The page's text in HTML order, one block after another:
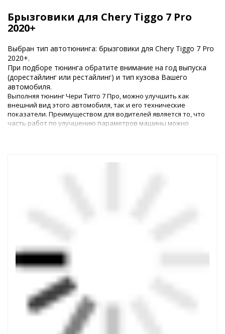
Брызговики для Chery Tiggo 7 Pro
2020+
Выбран тип автотюнинга: брызговики для Chery Tiggo 7 Pro
2020+.
При подборе тюнинга обратите внимание на год выпуска
(дорестайлинг или рестайлинг) и тип кузова Вашего
автомобиля.
Выполняя тюнинг Чери Тигго 7 Про, можно улучшить как
внешний вид этого автомобиля, так и его технические
показатели. Преимуществом для водителей является то, что
часть работ по улучшению параметров машины можно